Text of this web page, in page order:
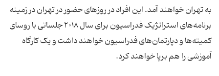
به تهران خواهند آمد. این افراد در روزهای حضور در تهران در زمینه
برنامه‌های استراتژیک فدراسیون برای سال ۲۰۱۸ جلساتی با روسای
کمیته‌ها و دپارتمان‌های فدراسیون خواهند داشت و یک کارگاه
آموزشی را هم برپا خواهند کرد.